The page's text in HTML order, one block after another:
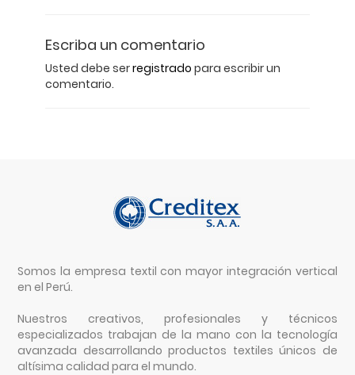
Escriba un comentario
Usted debe serregistrado para escribir un
comentario.
Somos la empresa textil con mayor integración vertical
en el Perú.
Nuestros creativos, profesionales y técnicos
especializados trabajan de la mano con la tecnología
avanzada desarrollando productos textiles únicos de
altísima calidad para el mundo.